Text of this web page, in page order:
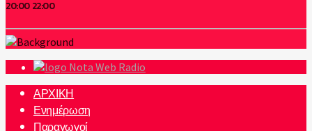
20:00 22:00
Nota Web Radio
ΑΡΧΙΚΗ
Ενημέρωση
Παραγωγοί